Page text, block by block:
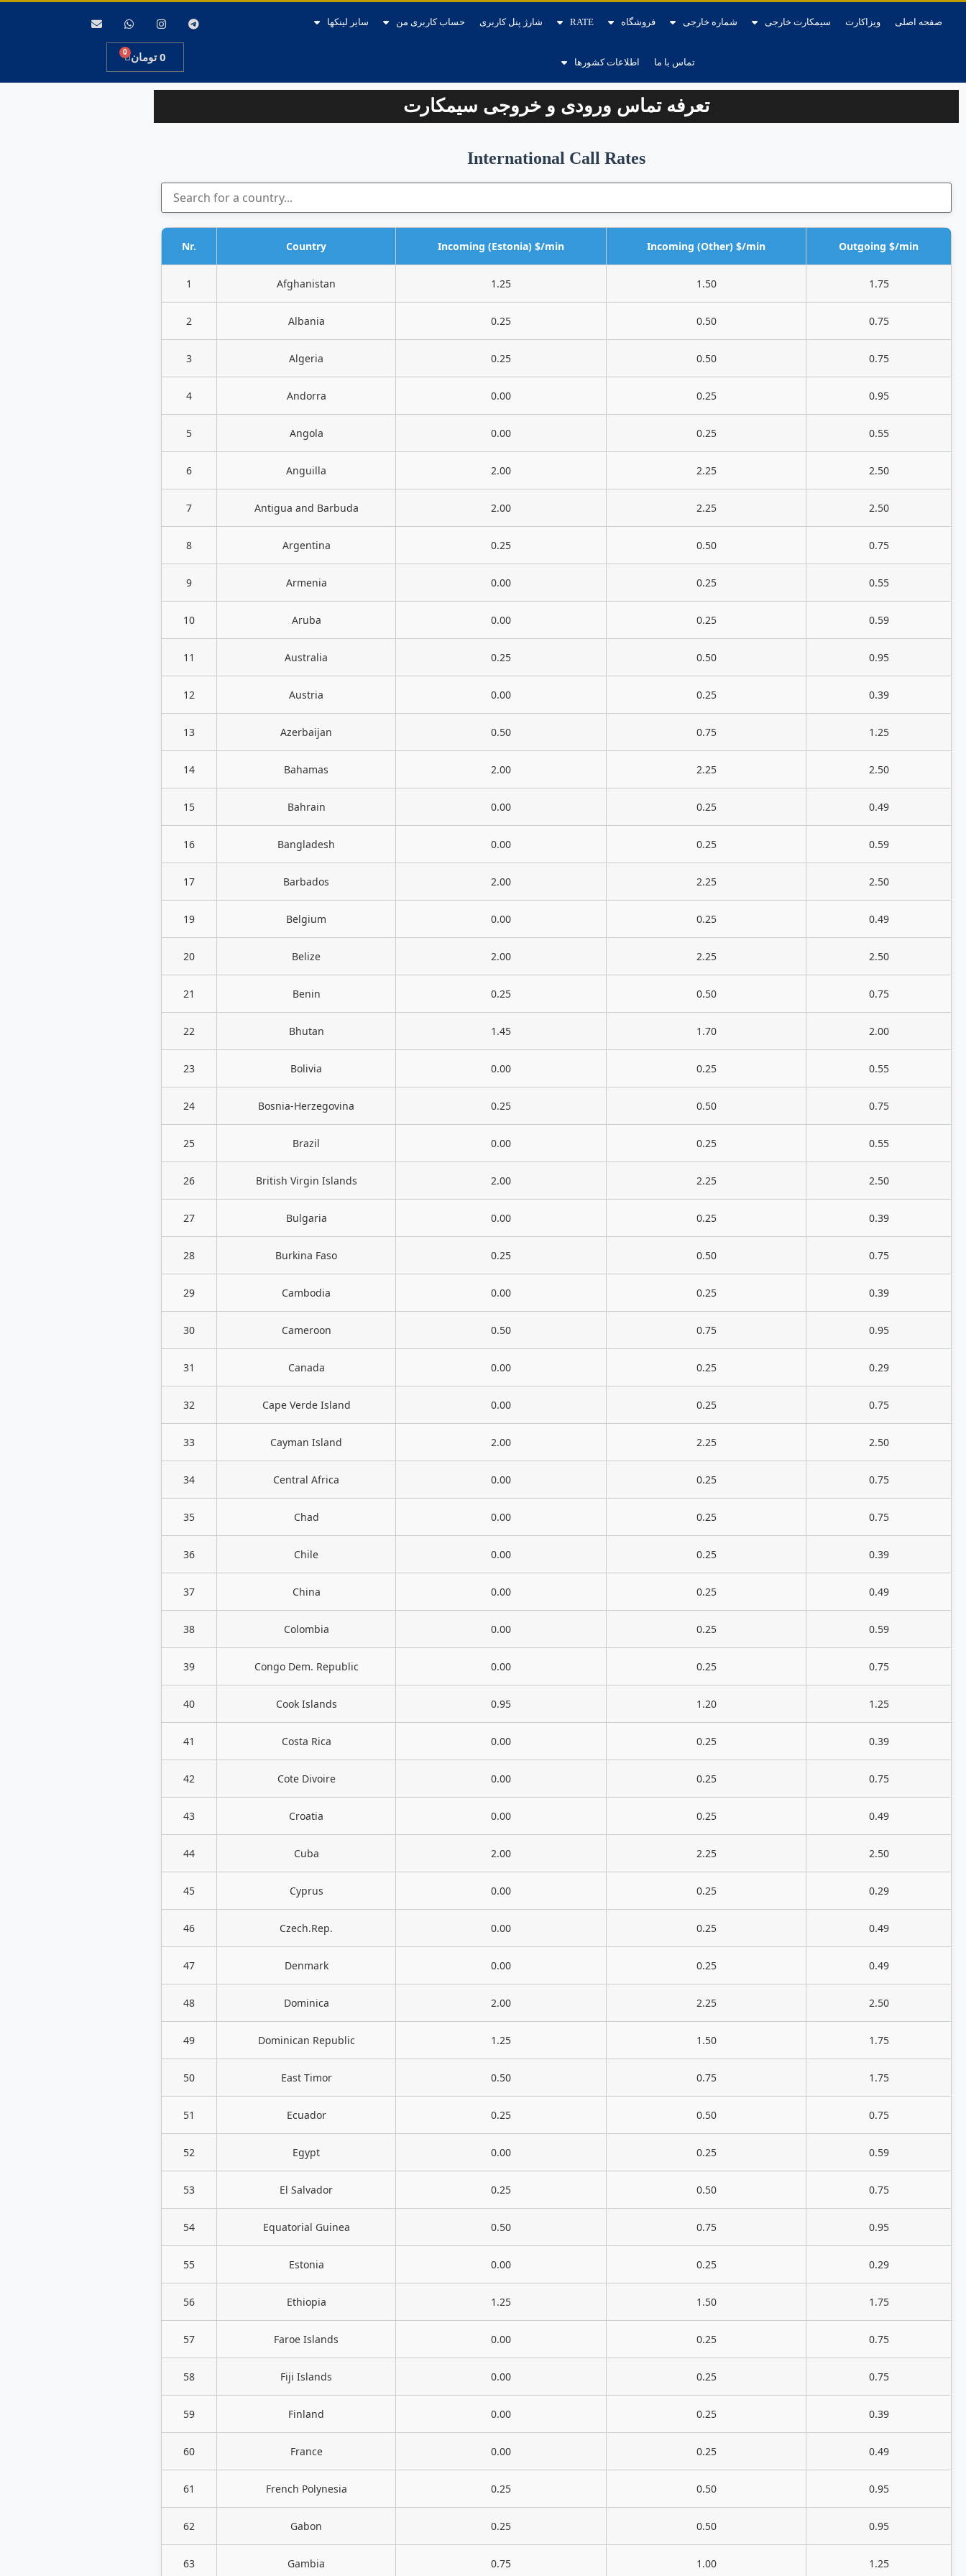
صفحه اصلی ویزاکارت سیمکارت خارجی شماره خارجی فروشگاه RATE شارژ پنل کاربری حساب کاربری من سایر لینکها
تماس با ما اطلاعات کشورها 0 تومان 0
تعرفه تماس ورودی و خروجی سیمکارت
International Call Rates
Nr. Country Incoming (Estonia) $/min Incoming (Other) $/min Outgoing $/min
1 Afghanistan 1.25 1.50 1.75
2 Albania 0.25 0.50 0.75
3 Algeria 0.25 0.50 0.75
4 Andorra 0.00 0.25 0.95
5 Angola 0.00 0.25 0.55
6 Anguilla 2.00 2.25 2.50
7 Antigua and Barbuda 2.00 2.25 2.50
8 Argentina 0.25 0.50 0.75
9 Armenia 0.00 0.25 0.55
10 Aruba 0.00 0.25 0.59
11 Australia 0.25 0.50 0.95
12 Austria 0.00 0.25 0.39
13 Azerbaijan 0.50 0.75 1.25
14 Bahamas 2.00 2.25 2.50
15 Bahrain 0.00 0.25 0.49
16 Bangladesh 0.00 0.25 0.59
17 Barbados 2.00 2.25 2.50
19 Belgium 0.00 0.25 0.49
20 Belize 2.00 2.25 2.50
21 Benin 0.25 0.50 0.75
22 Bhutan 1.45 1.70 2.00
23 Bolivia 0.00 0.25 0.55
24 Bosnia-Herzegovina 0.25 0.50 0.75
25 Brazil 0.00 0.25 0.55
26 British Virgin Islands 2.00 2.25 2.50
27 Bulgaria 0.00 0.25 0.39
28 Burkina Faso 0.25 0.50 0.75
29 Cambodia 0.00 0.25 0.39
30 Cameroon 0.50 0.75 0.95
31 Canada 0.00 0.25 0.29
32 Cape Verde Island 0.00 0.25 0.75
33 Cayman Island 2.00 2.25 2.50
34 Central Africa 0.00 0.25 0.75
35 Chad 0.00 0.25 0.75
36 Chile 0.00 0.25 0.39
37 China 0.00 0.25 0.49
38 Colombia 0.00 0.25 0.59
39 Congo Dem. Republic 0.00 0.25 0.75
40 Cook Islands 0.95 1.20 1.25
41 Costa Rica 0.00 0.25 0.39
42 Cote Divoire 0.00 0.25 0.75
43 Croatia 0.00 0.25 0.49
44 Cuba 2.00 2.25 2.50
45 Cyprus 0.00 0.25 0.29
46 Czech.Rep. 0.00 0.25 0.49
47 Denmark 0.00 0.25 0.49
48 Dominica 2.00 2.25 2.50
49 Dominican Republic 1.25 1.50 1.75
50 East Timor 0.50 0.75 1.75
51 Ecuador 0.25 0.50 0.75
52 Egypt 0.00 0.25 0.59
53 El Salvador 0.25 0.50 0.75
54 Equatorial Guinea 0.50 0.75 0.95
55 Estonia 0.00 0.25 0.29
56 Ethiopia 1.25 1.50 1.75
57 Faroe Islands 0.00 0.25 0.75
58 Fiji Islands 0.00 0.25 0.75
59 Finland 0.00 0.25 0.39
60 France 0.00 0.25 0.49
61 French Polynesia 0.25 0.50 0.95
62 Gabon 0.25 0.50 0.95
63 Gambia 0.75 1.00 1.25